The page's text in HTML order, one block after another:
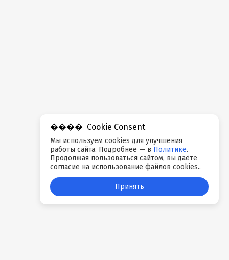
Cookie Consent
Мы используем cookies для улучшения
работы сайта. Подробнее — в Политике.
Продолжая пользоваться сайтом, вы даёте
согласие на использование файлов cookies..
Принять